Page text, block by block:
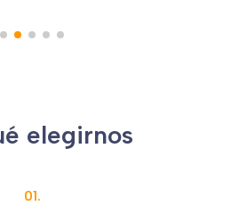
elegirnos
01.